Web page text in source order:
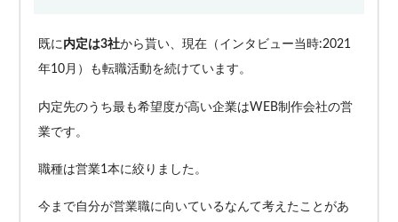
既に内定は3社から貰い、現在（インタビュー当時:2021
年10月）も転職活動を続けています。
内定先のうち最も希望度が高い企業はWEB制作会社の営
業です。
職種は営業1本に絞りました。
今まで自分が営業職に向いているなんて考えたことがあ